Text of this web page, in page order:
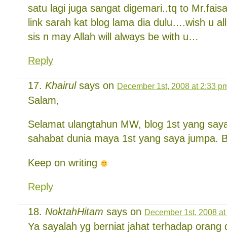
satu lagi juga sangat digemari..tq to
link sarah kat blog lama dia dulu….wish u
sis n may Allah will always be with u…
Reply
Khairulsays on December 1st, 2008 at 2:33
Salam,
Selamat ulangtahun MW, blog 1st yang
sahabat dunia maya 1st yang saya jumpa.
Keep on writing
Reply
NoktahHitam says on December 1st, 2008
Ya sayalah yg berniat jahat terhadap orang